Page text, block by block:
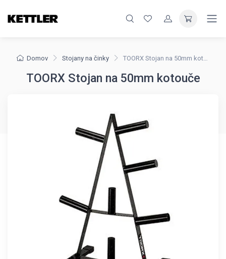
Domov Stojany na činky TOORX Stojan na 50mm kotouče
TOORX Stojan na 50mm kotouče